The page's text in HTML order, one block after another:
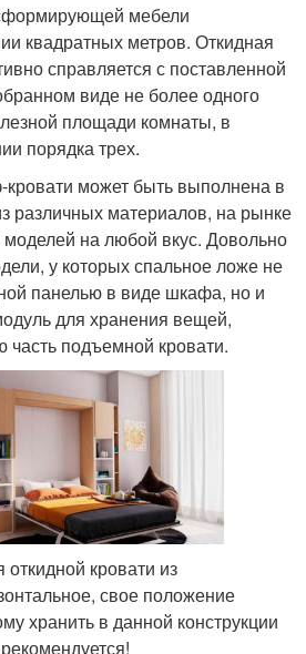
мебели
квадратных метров. Откидная
справляется с поставленной
виде не более одного
площади комнаты, в
порядка трех.
может быть выполнена в
различных материалов, на рынке
на любой вкус. Довольно
у которых спальное ложе не
панелью в виде шкафа, но и
для хранения вещей,
подъемной кровати.
кровати из
свое положение
хранить в данной конструкции